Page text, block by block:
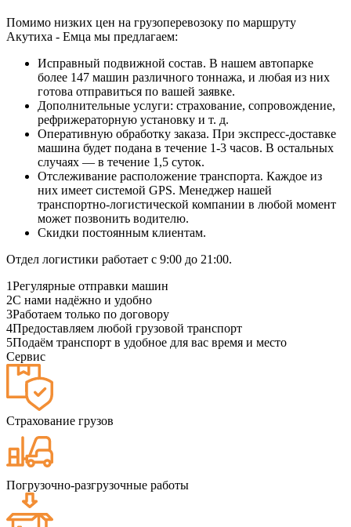
Помимо низких цен на грузоперевозоку по маршруту
Акутиха - Емца мы предлагаем:
Исправный подвижной состав. В нашем автопарке
более 147 машин различного тоннажа, и любая из них
готова отправиться по вашей заявке.
Дополнительные услуги: страхование, сопровождение,
рефрижераторную установку и т. д.
Оперативную обработку заказа. При экспресс-доставке
машина будет подана в течение 1-3 часов. В остальных
случаях — в течение 1,5 суток.
Отслеживание расположение транспорта. Каждое из
них имеет системой GPS. Менеджер нашей
транспортно-логистической компании в любой момент
может позвонить водителю.
Скидки постоянным клиентам.
Отдел логистики работает с 9:00 до 21:00.
1Регулярные отправки машин
2С нами надёжно и удобно
3Работаем только по договору
4Предоставляем любой грузовой транспорт
5Подаём транспорт в удобное для вас время и место
Сервис
Страхование грузов
Погрузочно-разгрузочные работы